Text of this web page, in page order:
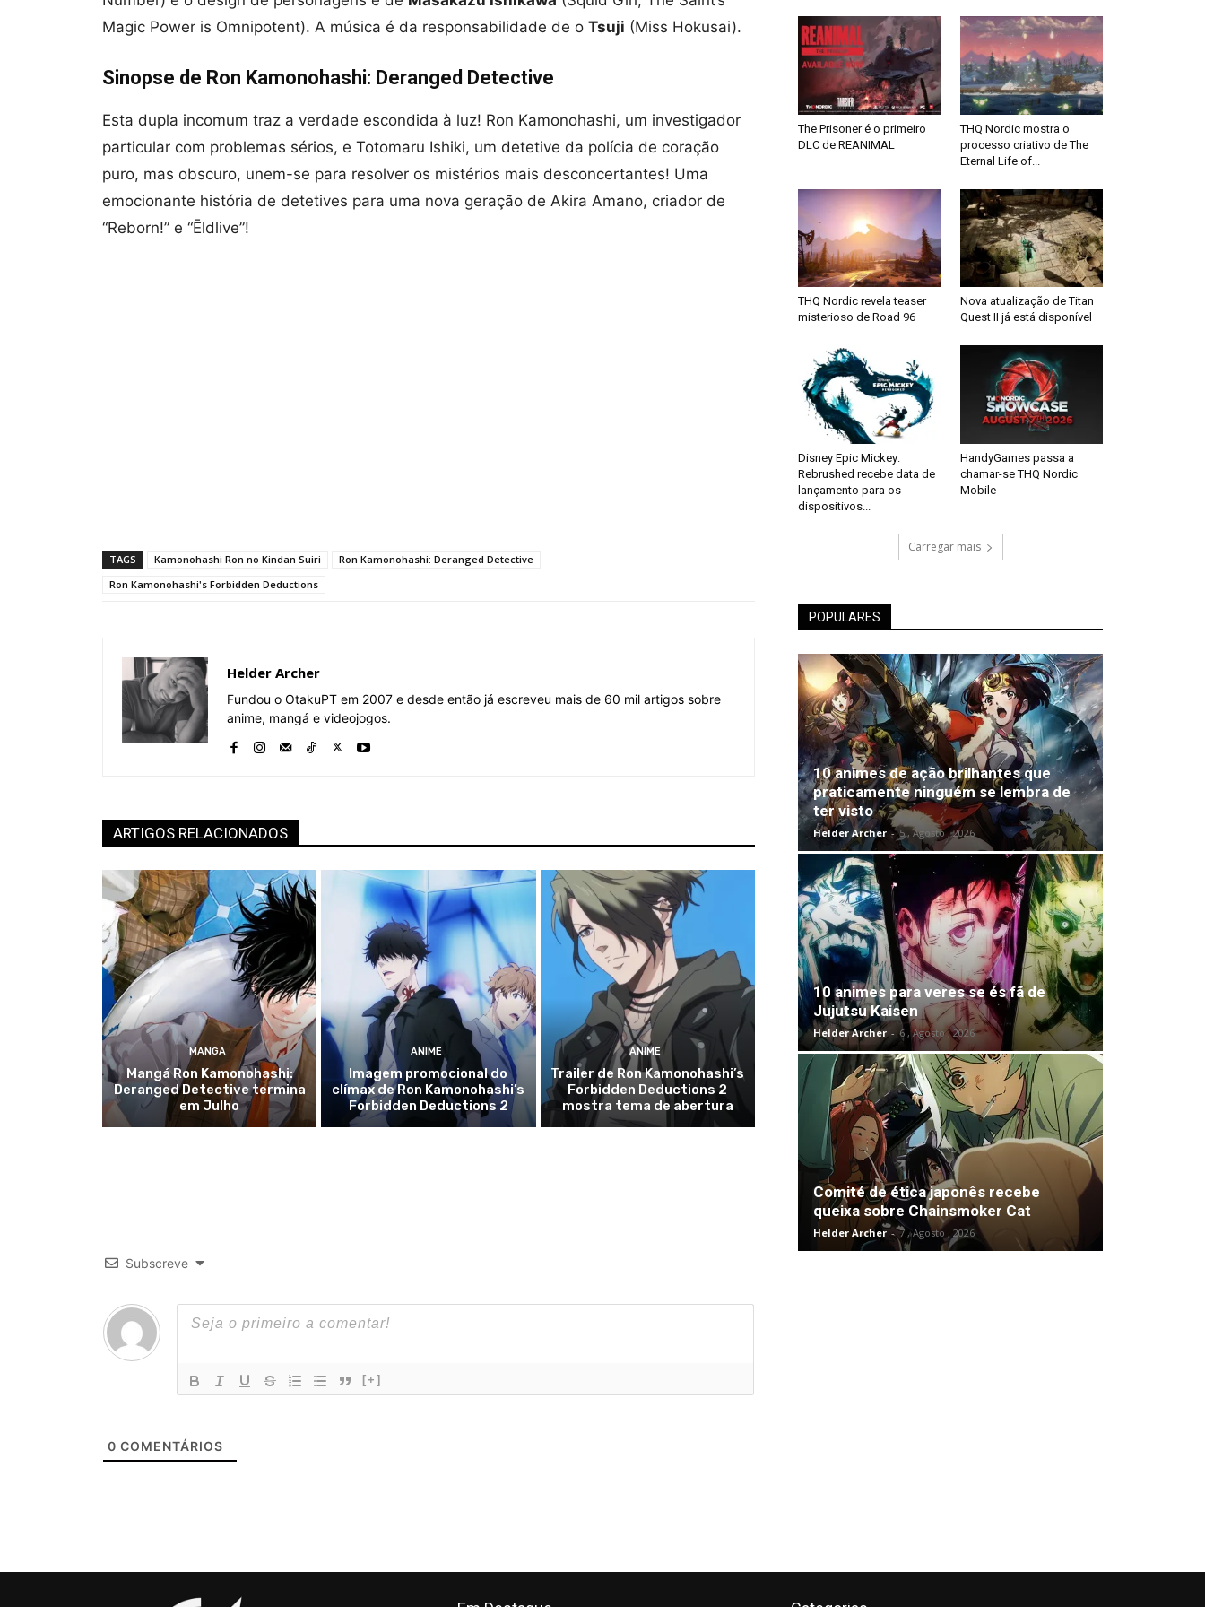
Magic Power is Omnipotent). A música é da responsabilidade de o Tsuji (Miss Hokusai).
Sinopse de Ron Kamonohashi: Deranged Detective
Esta dupla incomum traz a verdade escondida à luz! Ron Kamonohashi, um investigador
particular com problemas sérios, e Totomaru Ishiki, um detetive da polícia de coração
puro, mas obscuro, unem-se para resolver os mistérios mais desconcertantes! Uma
emocionante história de detetives para uma nova geração de Akira Amano, criador de
“Reborn!” e “Ēldlive”!
TAGS Kamonohashi Ron no Kindan Suiri
Ron Kamonohashi: Deranged Detective
Ron Kamonohashi's Forbidden Deductions
Helder Archer
Fundou o OtakuPT em 2007 e desde então já escreveu mais de 60 mil artigos sobre
anime, mangá e videojogos.
ARTIGOS RELACIONADOS
MANGA
Mangá Ron Kamonohashi:
Deranged Detective termina
em Julho
ANIME
Imagem promocional do
clímax de Ron Kamonohashi’s
Forbidden Deductions 2
ANIME
Trailer de Ron Kamonohashi’s
Forbidden Deductions 2
mostra tema de abertura
Subscreve
[+]
0 COMENTÁRIOS
The Prisoner é o primeiro
DLC de REANIMAL
THQ Nordic mostra o
processo criativo de The
Eternal Life of...
THQ Nordic revela teaser
misterioso de Road 96
Nova atualização de Titan
Quest II já está disponível
Disney Epic Mickey:
Rebrushed recebe data de
lançamento para os
dispositivos...
HandyGames passa a
chamar-se THQ Nordic
Mobile
Carregar mais
POPULARES
10 animes de ação brilhantes que
praticamente ninguém se lembra de
ter visto
Helder Archer - 5 , Agosto , 2026
10 animes para veres se és fã de
Jujutsu Kaisen
Helder Archer - 6 , Agosto , 2026
Comité de ética japonês recebe
queixa sobre Chainsmoker Cat
Helder Archer - 7 , Agosto , 2026